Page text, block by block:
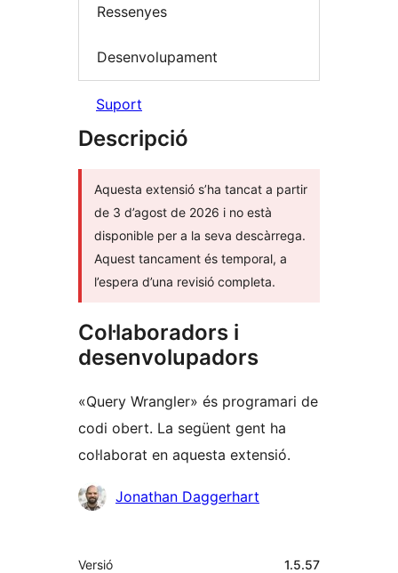
Ressenyes
Desenvolupament
Suport
Descripció
Aquesta extensió s’ha tancat a partir
de 3 d’agost de 2026 i no està
disponible per a la seva descàrrega.
Aquest tancament és temporal, a
l’espera d’una revisió completa.
Col·laboradors i
desenvolupadors
«Query Wrangler» és programari de
codi obert. La següent gent ha
col·laborat en aquesta extensió.
Col·laboradors
Jonathan Daggerhart
Meta
Versió 1.5.57